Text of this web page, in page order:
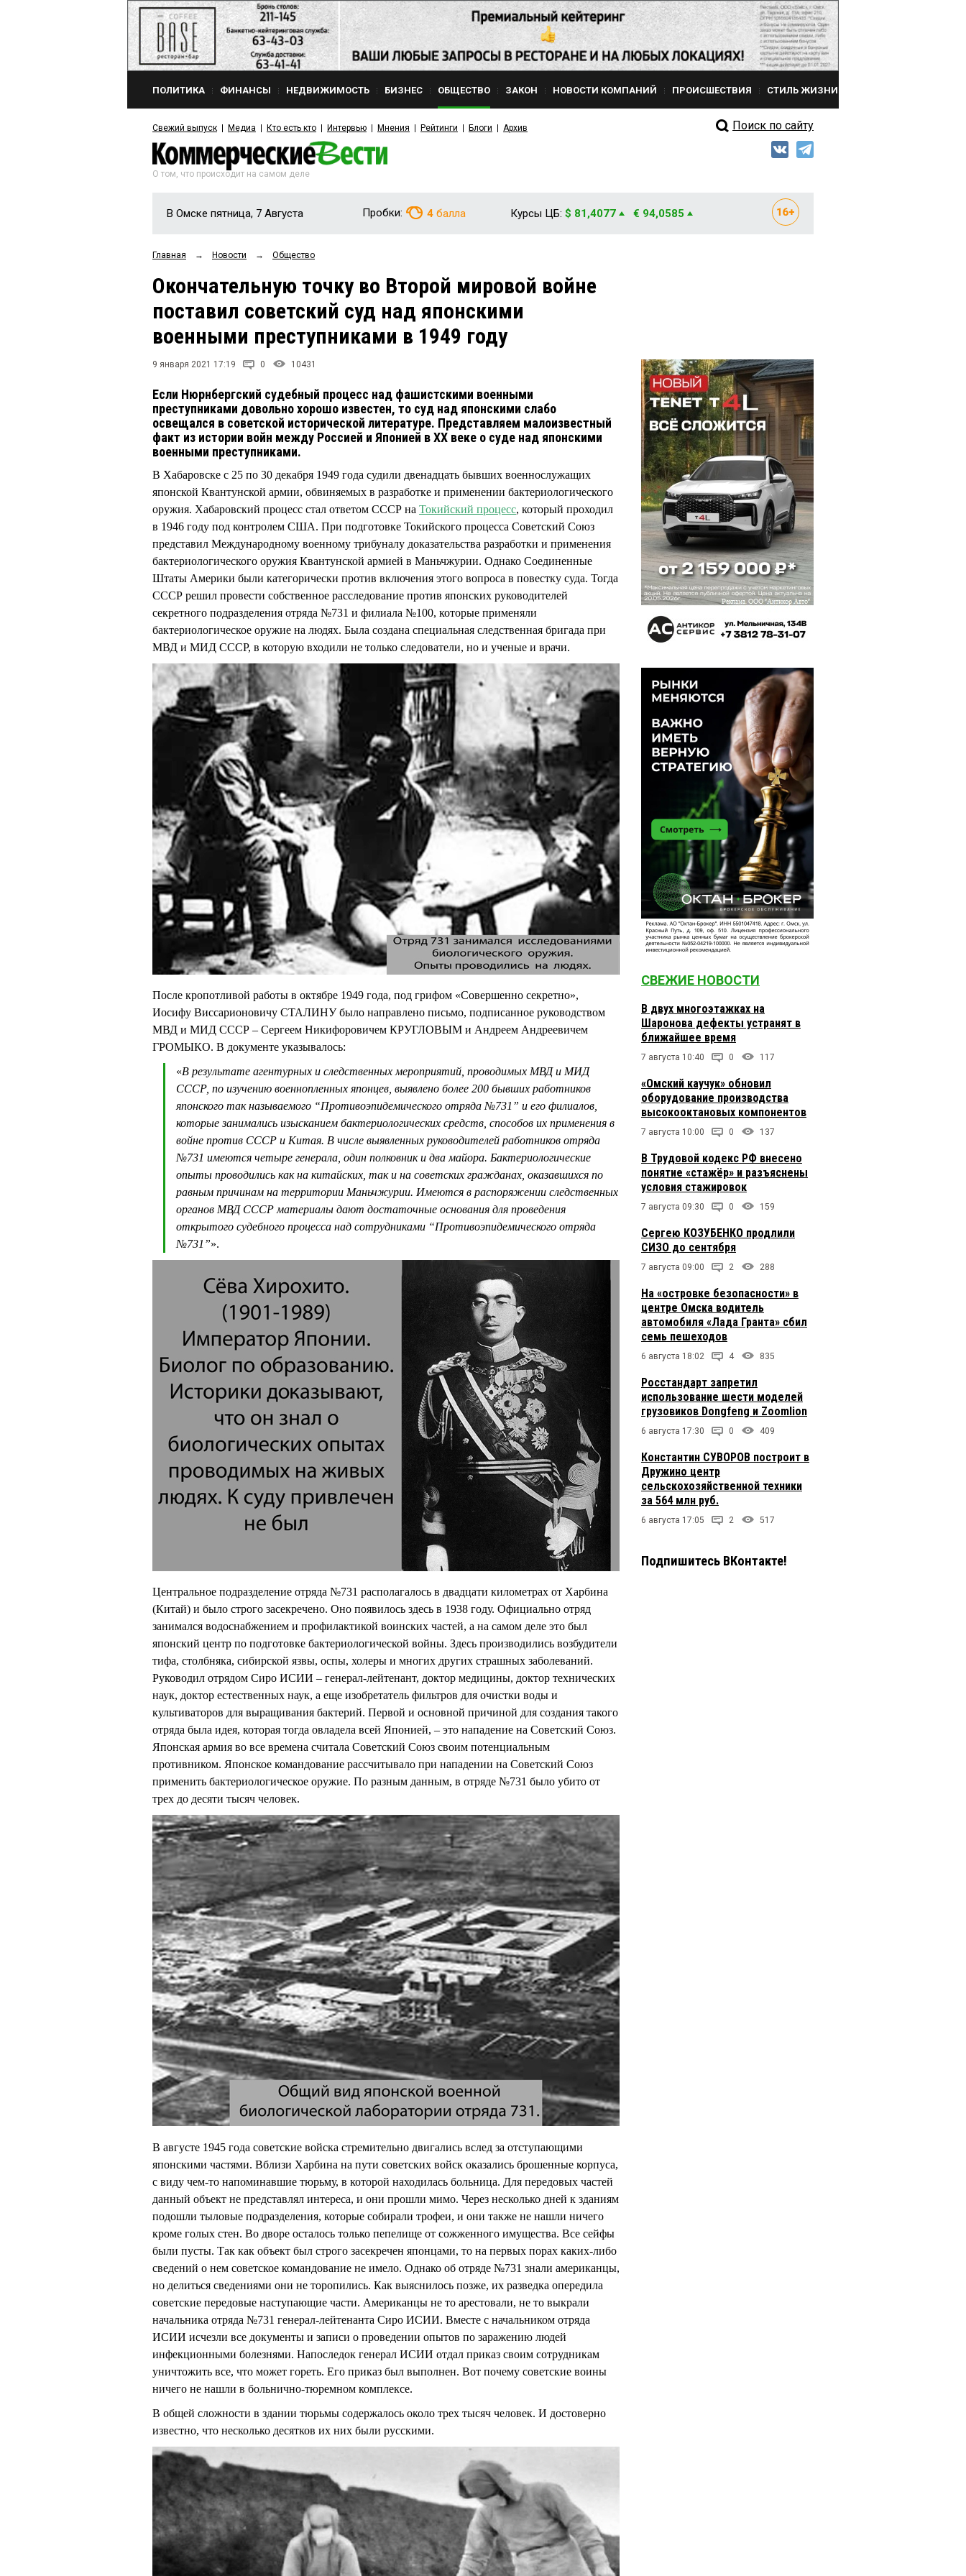
ПОЛИТИКА ФИНАНСЫ НЕДВИЖИМОСТЬ БИЗНЕС ОБЩЕСТВО ЗАКОН НОВОСТИ КОМПАНИЙ ПРОИСШЕСТВИЯ СТИЛЬ ЖИЗНИ
Свежий выпуск Медиа Кто есть кто Интервью Мнения Рейтинги Блоги Архив Поиск по сайту
О том, что происходит на самом деле
В Омске пятница, 7 Августа Пробки: 4 балла Курсы ЦБ: $ 81,4077 € 94,0585
Главная → Новости → Общество
Окончательную точку во Второй мировой войне
поставил советский суд над японскими
военными преступниками в 1949 году
9 января 2021 17:19 0 10431
Если Нюрнбергский судебный процесс над фашистскими военными
преступниками довольно хорошо известен, то суд над японскими слабо
освещался в советской исторической литературе. Представляем малоизвестный
факт из истории войн между Россией и Японией в ХХ веке о суде над японскими
военными преступниками.
В Хабаровске с 25 по 30 декабря 1949 года судили двенадцать бывших военнослужащих
японской Квантунской армии, обвиняемых в разработке и применении бактериологического
оружия. Хабаровский процесс стал ответом СССР на Токийский процесс, который проходил
в 1946 году под контролем США. При подготовке Токийского процесса Советский Союз
представил Международному военному трибуналу доказательства разработки и применения
бактериологического оружия Квантунской армией в Маньчжурии. Однако Соединенные
Штаты Америки были категорически против включения этого вопроса в повестку суда. Тогда
СССР решил провести собственное расследование против японских руководителей
секретного подразделения отряда №731 и филиала №100, которые применяли
бактериологическое оружие на людях. Была создана специальная следственная бригада при
МВД и МИД СССР, в которую входили не только следователи, но и ученые и врачи.
После кропотливой работы в октябре 1949 года, под грифом «Совершенно секретно»,
Иосифу Виссарионовичу СТАЛИНУ было направлено письмо, подписанное руководством
МВД и МИД СССР – Сергеем Никифоровичем КРУГЛОВЫМ и Андреем Андреевичем
ГРОМЫКО. В документе указывалось:
«В результате агентурных и следственных мероприятий, проводимых МВД и МИД
СССР, по изучению военнопленных японцев, выявлено более 200 бывших работников
японского так называемого “Противоэпидемического отряда №731” и его филиалов,
которые занимались изысканием бактериологических средств, способов их применения в
войне против СССР и Китая. В числе выявленных руководителей работников отряда
№731 имеются четыре генерала, один полковник и два майора. Бактериологические
опыты проводились как на китайских, так и на советских гражданах, оказавшихся по
равным причинам на территории Маньчжурии. Имеются в распоряжении следственных
органов МВД СССР материалы дают достаточные основания для проведения
открытого судебного процесса над сотрудниками “Противоэпидемического отряда
№731”».
Центральное подразделение отряда №731 располагалось в двадцати километрах от Харбина
(Китай) и было строго засекречено. Оно появилось здесь в 1938 году. Официально отряд
занимался водоснабжением и профилактикой воинских частей, а на самом деле это был
японский центр по подготовке бактериологической войны. Здесь производились возбудители
тифа, столбняка, сибирской язвы, оспы, холеры и многих других страшных заболеваний.
Руководил отрядом Сиро ИСИИ – генерал-лейтенант, доктор медицины, доктор технических
наук, доктор естественных наук, а еще изобретатель фильтров для очистки воды и
культиваторов для выращивания бактерий. Первой и основной причиной для создания такого
отряда была идея, которая тогда овладела всей Японией, – это нападение на Советский Союз.
Японская армия во все времена считала Советский Союз своим потенциальным
противником. Японское командование рассчитывало при нападении на Советский Союз
применить бактериологическое оружие. По разным данным, в отряде №731 было убито от
трех до десяти тысяч человек.
В августе 1945 года советские войска стремительно двигались вслед за отступающими
японскими частями. Вблизи Харбина на пути советских войск оказались брошенные корпуса,
с виду чем-то напоминавшие тюрьму, в которой находилась больница. Для передовых частей
данный объект не представлял интереса, и они прошли мимо. Через несколько дней к зданиям
подошли тыловые подразделения, которые собирали трофеи, и они также не нашли ничего
кроме голых стен. Во дворе осталось только пепелище от сожженного имущества. Все сейфы
были пусты. Так как объект был строго засекречен японцами, то на первых порах каких-либо
сведений о нем советское командование не имело. Однако об отряде №731 знали американцы,
но делиться сведениями они не торопились. Как выяснилось позже, их разведка опередила
советские передовые наступающие части. Американцы не то арестовали, не то выкрали
начальника отряда №731 генерал-лейтенанта Сиро ИСИИ. Вместе с начальником отряда
ИСИИ исчезли все документы и записи о проведении опытов по заражению людей
инфекционными болезнями. Напоследок генерал ИСИИ отдал приказ своим сотрудникам
уничтожить все, что может гореть. Его приказ был выполнен. Вот почему советские воины
ничего не нашли в больнично-тюремном комплексе.
В общей сложности в здании тюрьмы содержалось около трех тысяч человек. И достоверно
известно, что несколько десятков их них были русскими.
СВЕЖИЕ НОВОСТИ
В двух многоэтажках на
Шаронова дефекты устранят в
ближайшее время
7 августа 10:40 0 117
«Омский каучук» обновил
оборудование производства
высокооктановых компонентов
7 августа 10:00 0 137
В Трудовой кодекс РФ внесено
понятие «стажёр» и разъяснены
условия стажировок
7 августа 09:30 0 159
Сергею КОЗУБЕНКО продлили
СИЗО до сентября
7 августа 09:00 2 288
На «островке безопасности» в
центре Омска водитель
автомобиля «Лада Гранта» сбил
семь пешеходов
6 августа 18:02 4 835
Росстандарт запретил
использование шести моделей
грузовиков Dongfeng и Zoomlion
6 августа 17:30 0 409
Константин СУВОРОВ построит в
Дружино центр
сельскохозяйственной техники
за 564 млн руб.
6 августа 17:05 2 517
Подпишитесь ВКонтакте!